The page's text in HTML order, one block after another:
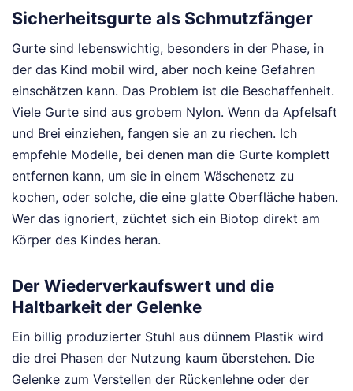
Sicherheitsgurte als Schmutzfänger
Gurte sind lebenswichtig, besonders in der Phase, in
der das Kind mobil wird, aber noch keine Gefahren
einschätzen kann. Das Problem ist die Beschaffenheit.
Viele Gurte sind aus grobem Nylon. Wenn da Apfelsaft
und Brei einziehen, fangen sie an zu riechen. Ich
empfehle Modelle, bei denen man die Gurte komplett
entfernen kann, um sie in einem Wäschenetz zu
kochen, oder solche, die eine glatte Oberfläche haben.
Wer das ignoriert, züchtet sich ein Biotop direkt am
Körper des Kindes heran.
Der Wiederverkaufswert und die
Haltbarkeit der Gelenke
Ein billig produzierter Stuhl aus dünnem Plastik wird
die drei Phasen der Nutzung kaum überstehen. Die
Gelenke zum Verstellen der Rückenlehne oder der